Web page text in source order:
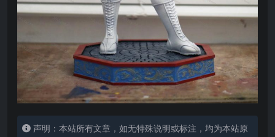
声明：本站所有文章，如无特殊说明或标注，均为本站原